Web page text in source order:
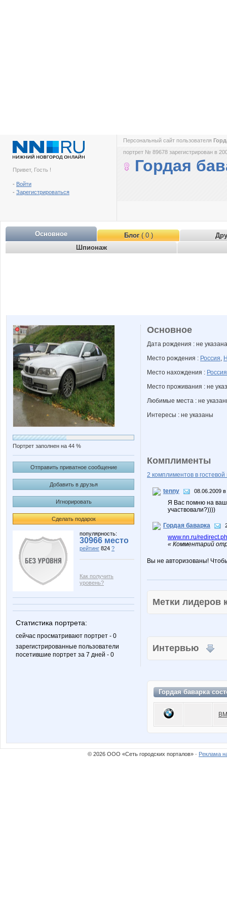
Привет, Гость !
- Войти
- Зарегистрироваться
Персональный сайт пользователя
портрет № 89678 зарегистрирован в
Гордая
Основное Блог( 0 )
Шпионаж
Портрет заполнен на 44 %
Отправить приватное сообщение
Добавить в друзья
Игнорировать
Сделать подарок
популярность:
30966 место
рейтинг 824 ?
Как получить
уровень?
Статистика портрета:
сейчас просматривают портрет - 0
зарегистрированные пользователи
посетившие портрет за 7 дней - 0
Основное
Дата рождения : не указана
Место рождения : Россия,
Место нахождения : Россия
Место проживания : не
Любимые места : не
Интересы : не указаны
Комплименты
2 комплиментов в гостевой
tenny 08.06.2009
Я Вас помню на
участвовали?))))
Гордая баварка
www.nn.ru/
« Комментарий
Вы не авторизованы!
Метки
Интервью
Гордая баварка
© 2026 ООО «Сеть городских порталов» · Реклама